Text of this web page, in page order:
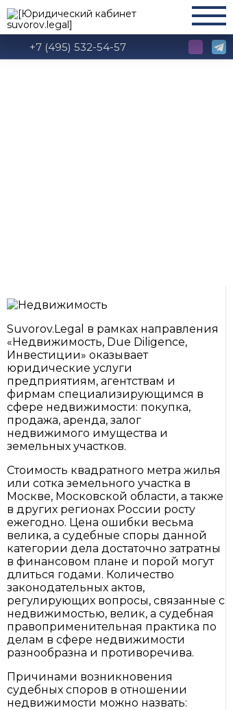
+7 (495) 532-54-57
Suvorov.Legal в рамках направления
«Недвижимость, Due Diligence,
Инвестиции» оказывает
юридические услуги
предприятиям, агентствам и
фирмам специализирующимся в
сфере недвижимости: покупка,
продажа, аренда, залог
недвижимого имущества и
земельных участков.
Стоимость квадратного метра жилья
или сотка земельного участка в
Москве, Московской области, а также
в других регионах России росту
ежегодно. Цена ошибки весьма
велика, а судебные споры данной
категории дела достаточно затратны
в финансовом плане и порой могут
длиться годами. Количество
законодательных актов,
регулирующих вопросы, связанные с
недвижимостью, велик, а судебная
правоприменительная практика по
делам в сфере недвижимости
разнообразна и противоречива.
Причинами возникновения
судебных споров в отношении
недвижимости можно назвать: